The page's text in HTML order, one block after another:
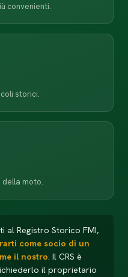
convenienti.
storici.
moto.
al Registro Storico FMI,
come socio di un
il nostro. Il CRS è
il proprietario